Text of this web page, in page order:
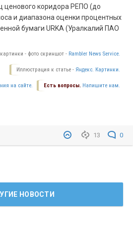
ценового коридора РЕПО (до
и диапазона оценки процентных
бумаги URKA (Уралкалий ПАО
- фото скриншот - Rambler News Service.
Иллюстрация к статье - Яндекс. Картинки.
Есть вопросы. Напишите нам.
на сайте.
13 0
НОВОСТИ